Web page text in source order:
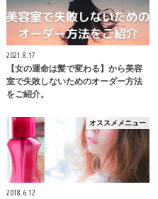
2021.8.17
【女の運命は髪で変わる】から美容
室で失敗しないためのオーダー方法
をご紹介。
オススメメニュー
2018.6.12